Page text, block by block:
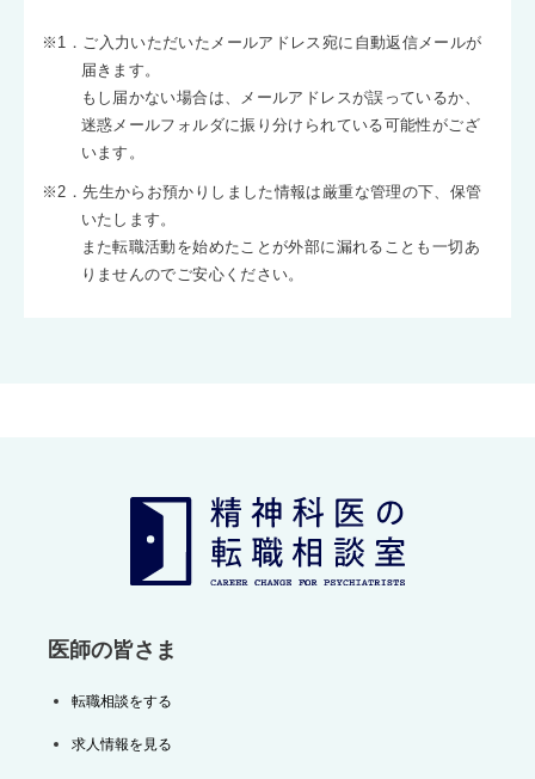
※1．ご入力いただいたメールアドレス宛に自動返信メールが
届きます。
もし届かない場合は、メールアドレスが誤っているか、
迷惑メールフォルダに振り分けられている可能性がござ
います。
※2．先生からお預かりしました情報は厳重な管理の下、保管
いたします。
また転職活動を始めたことが外部に漏れることも一切あ
りませんのでご安心ください。
医師の皆さま
転職相談をする
求人情報を見る